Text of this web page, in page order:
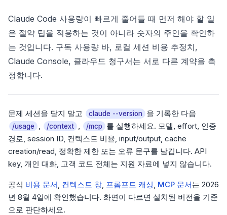
Claude Code 사용량이 빠르게 줄어들 때 먼저 해야 할 일
은 절약 팁을 적용하는 것이 아니라 숫자의 주인을 확인하
는 것입니다. 구독 사용량 바, 로컬 세션 비용 추정치,
Claude Console, 클라우드 청구서는 서로 다른 계약을 측
정합니다.
문제 세션을 닫지 말고 claude --version 을 기록한 다음
/usage , /context , /mcp
를 실행하세요. 모델, effort, 인증
경로, session ID, 컨텍스트 비율, input/output, cache
creation/read, 정확한 제한 또는 오류 문구를 남깁니다. API
key, 개인 대화, 고객 코드 전체는 지원 자료에 넣지 않습니다.
공식 비용 문서, 컨텍스트 창, 프롬프트 캐싱, MCP 문서는 2026
년 8월 4일에 확인했습니다. 화면이 다르면 설치된 버전을 기준
으로 판단하세요.